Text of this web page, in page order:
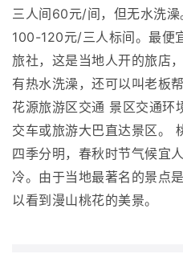
三人间60元/间，但无水洗澡
100-120元/三人标间。最便
旅社，这是当地人开的旅店
有热水洗澡，还可以叫老板
花源旅游区交通 景区交通环
交车或旅游大巴直达景区。
四季分明，春秋时节气候宜
冷。由于当地最著名的景点
以看到漫山桃花的美景。